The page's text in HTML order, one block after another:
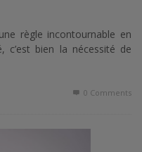
règle incontournable en
c’est bien la nécessité de
0 Comments